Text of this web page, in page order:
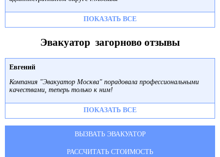
ПОКАЗАТЬ ВСЕ
Эвакуатор загорново отзывы
Евгений
Компания "Эвакуатор Москва" порадовала профессиональными
качествами, теперь только к ним!
ПОКАЗАТЬ ВСЕ
ВЫЗВАТЬ ЭВАКУАТОР
РАССЧИТАТЬ СТОИМОСТЬ